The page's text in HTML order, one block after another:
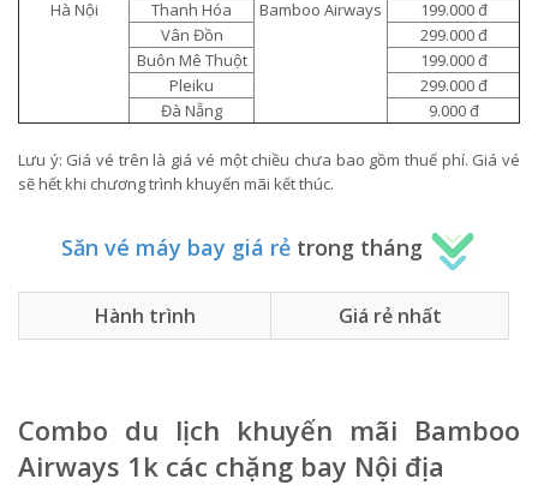
Hà Nội Bamboo Airways
Thanh Hóa
199.000 đ
Vân Đồn
299.000 đ
Buôn Mê Thuột
199.000 đ
Pleiku
299.000 đ
Đà Nẵng
9.000 đ
Lưu ý: Giá vé trên là giá vé một chiều chưa bao gồm thuế phí. Giá vé
sẽ hết khi chương trình khuyến mãi kết thúc.
Săn vé máy bay giá rẻ trong tháng
Hành trình Giá rẻ nhất
Combo du lịch khuyến mãi Bamboo
Airways 1k các chặng bay Nội địa